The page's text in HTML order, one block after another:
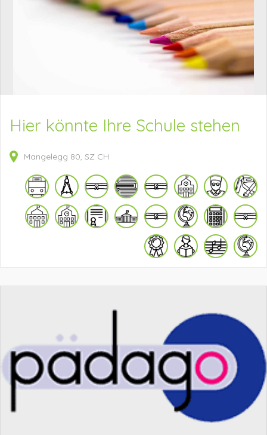
Hier könnte Ihre Schule stehen
Mangelegg 80 SZ CH